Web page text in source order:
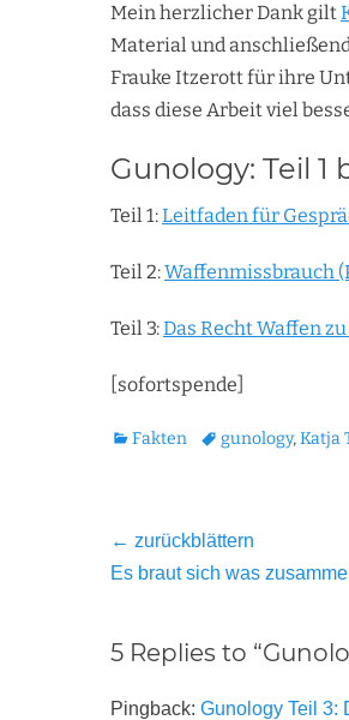
Mein herzlicher Dank gilt
Material und
Frauke Itzerott für ihre
dass diese Arbeit viel
Gunology: Teil 1
Teil 1:Leitfaden für
Teil 2:Waffenmissbrauch
Teil 3:Das Recht Waffen
[sofortspende]
Kategorien
Fakten Tagsgunology,Katja
← zurückblättern
Vorheriger
Es braut sich was
5 Replies to
Pingback: Gunology Teil 3: